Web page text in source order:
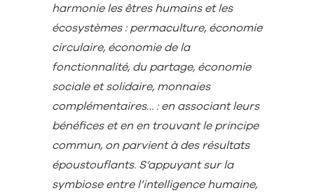
harmonie les êtres humains et les
écosystèmes : permaculture, économie
circulaire, économie de la
fonctionnalité, du partage, économie
sociale et solidaire, monnaies
complémentaires… : en associant leurs
bénéfices et en en trouvant le principe
commun, on parvient à des résultats
époustouflants. S’appuyant sur la
symbiose entre l’intelligence humaine,